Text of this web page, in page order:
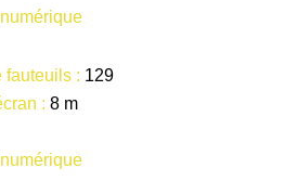
fauteuils : 129
: 8 m